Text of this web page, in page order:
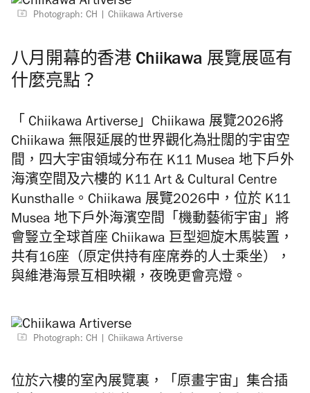
Photograph: CH Chiikawa Artiverse
八月開幕的香港 Chiikawa 展覽展區有
什麼亮點？
「 Chiikawa Artiverse」Chiikawa 展覽2026將
Chiikawa 無限延展的世界觀化為壯闊的宇宙空
間，四大宇宙領域分布在 K11 Musea 地下戶外
海濱空間及六樓的 K11 Art & Cultural Centre
Kunsthalle。Chiikawa 展覽2026中， 位於 K11
Musea 地下戶外海濱空間 「機動藝術宇宙」將
會豎立全球首座 Chiikawa 巨型迴旋木馬裝置，
共有16座（原定供持有座席券的人士乘坐），
與維港海景互相映襯，夜晚更會亮燈。
Photograph: CH Chiikawa Artiverse
位於六樓的室內展覽裏，「原畫宇宙」集合插